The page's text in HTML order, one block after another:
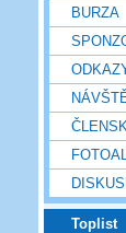
BURZA
Toplist